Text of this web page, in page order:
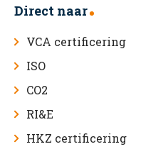
Direct naar
VCA certificering
ISO
CO2
RI&E
HKZ certificering